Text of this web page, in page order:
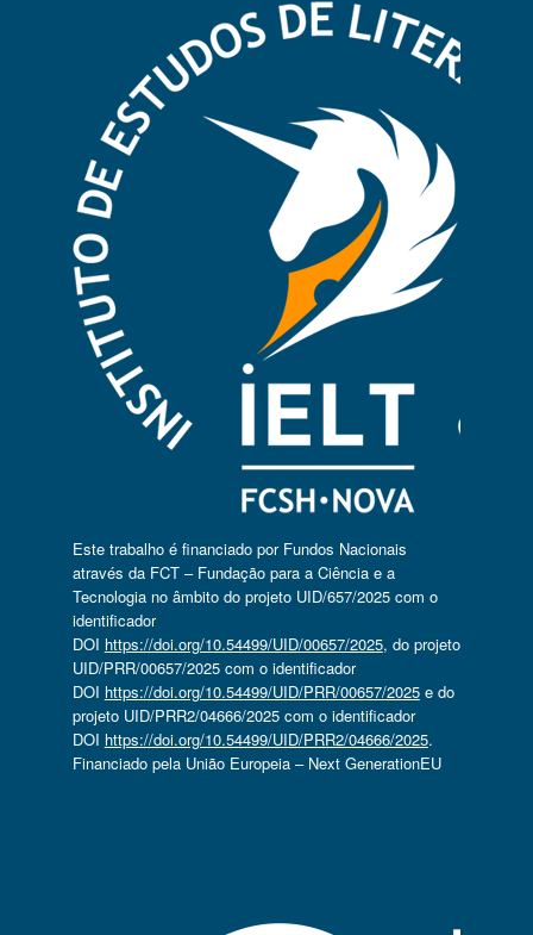
Este trabalho é financiado por Fundos Nacionais
através da FCT – Fundação para a Ciência e a
Tecnologia no âmbito do projeto UID/657/2025 com o
identificador
DOI https://doi.org/10.54499/UID/00657/2025, do projeto
UID/PRR/00657/2025 com o identificador
DOI https://doi.org/10.54499/UID/PRR/00657/2025e do
projeto UID/PRR2/04666/2025 com o identificador
DOI https://doi.org/10.54499/UID/PRR2/04666/2025.
Financiado pela União Europeia – Next GenerationEU